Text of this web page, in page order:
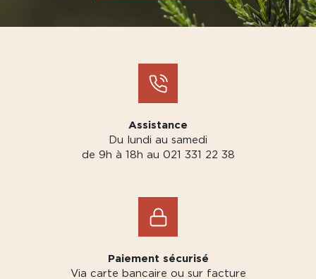
Assistance
Du lundi au samedi
de 9h à 18h au 021 331 22 38
Paiement sécurisé
Via carte bancaire ou sur facture